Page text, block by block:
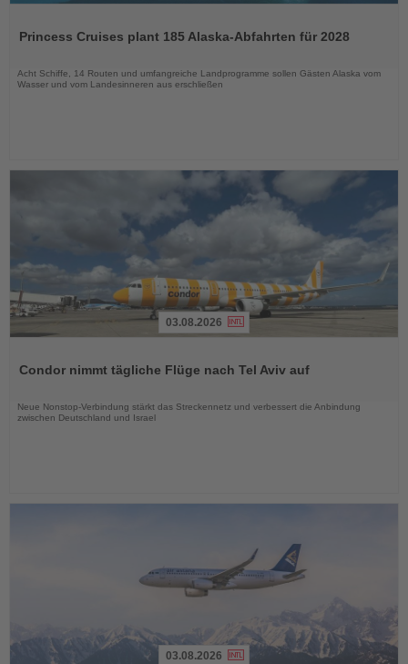
diePrincess Cruises plant 185 Alaska-Abfahrten für 2028
Acht Schiffe, 14 Routen und umfangreiche Landprogramme sollen Gästen Alaska vom
Wasser und vom Landesinneren aus erschließen
die
03.08.2026
Condor nimmt tägliche Flüge nach Tel Aviv auf
Neue Nonstop-Verbindung stärkt das Streckennetz und verbessert die Anbindung
zwischen Deutschland und Israel
03.08.2026